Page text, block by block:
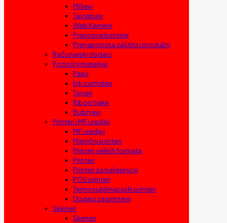
Miševi
Tastature
Web Kamere
Prenosne baterije
Prenaponska zaštita i produžni
Računarski dodaci
Potrošni materijal
Papir
Ink cartridge
Toneri
Ribon trake
Bubnjevi
Printeri i MF uređaji
MF uređaji
Matrični printeri
Printeri velikih formata
Printeri
Printeri za naljepnice
POS printeri
Termosublimacijski printeri
Dodaci za printere
Skeneri
Skeneri